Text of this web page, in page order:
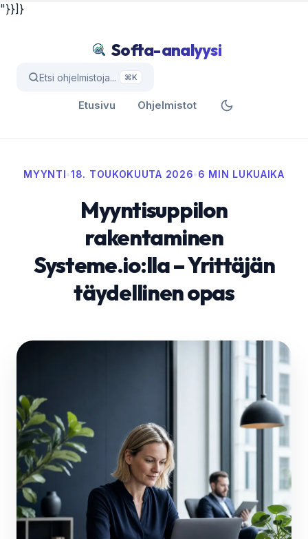
"}}]}
Softa-analyysi
Etsi ohjelmistoja... ⌘K
Etusivu Ohjelmistot
MYYNTI•18. TOUKOKUUTA 2026•6 MIN LUKUAIKA
Myyntisuppilon
rakentaminen
Systeme.io:lla – Yrittäjän
täydellinen opas